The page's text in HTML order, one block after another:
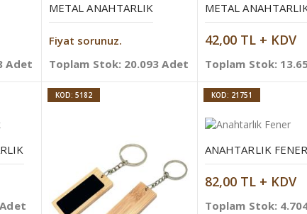
Adet
METAL ANAHTARLIK
Fiyat sorunuz.
Toplam Stok: 20.093 Adet
METAL
42,00 TL + KDV
Toplam Stok:
KOD: 5182 KOD: 21751
ANAHTARLIK FENER
82,00 TL + KDV
Toplam Stok: